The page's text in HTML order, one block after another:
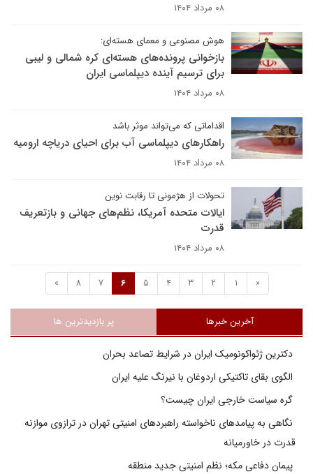
۰۸ مرداد ۱۴۰۴
هوش مصنوعی و معمای هسته‌ای:
بازخوانی پرونده‌های هسته‌ای کره شمالی و لیبی
برای ترسیم آینده دیپلماسی ایران
۰۸ مرداد ۱۴۰۴
اقداماتی که می‌تواند موثر باشد
راهکارهای دیپلماسی آب برای احیای دریاچه ارومیه
۰۸ مرداد ۱۴۰۴
تحولات از هژمونی تا رقابت نوین
ایالات متحده آمریکا، نظم‌های جهانی و بازتعریف
قدرت
۰۸ مرداد ۱۴۰۴
«
1
2
3
4
5
6
7
8
»
آخرین خبرها پر بازدیدترین ها
دکترین ژئواکونومیک ایران در شرایط تصاعد بحران
الگوی بقای تاکتیکی اردوغان با نیرنگ علیه ایران
گره سیاست خارجی ایران چیست؟
نگاهی به پیامدهای ناخواسته راهبردهای امنیتی تهران در ترازوی موازنه
قدرت در خاورمیانه
پیمان دفاعی مکه؛ نظم امنیتی جدید منطقه